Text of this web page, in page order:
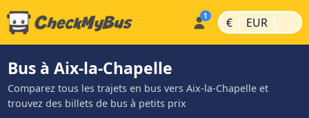
€ | EUR |
Bus à Aix-la-Chapelle
Comparez tous les trajets en bus vers Aix-la-Chapelle et
trouvez des billets de bus à petits prix